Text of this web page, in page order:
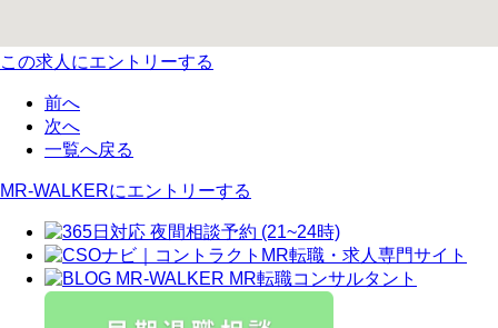
この求人にエントリーする
前へ
次へ
一覧へ戻る
MR-WALKERにエントリーする